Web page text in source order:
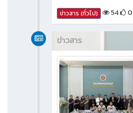
ข่าวสาร (ทั่วไป) 54 0
ข่าวสาร